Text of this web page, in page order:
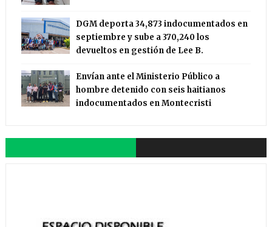
DGM deporta 34,873 indocumentados en
septiembre y sube a 370,240 los
devueltos en gestión de Lee B.
Envían ante el Ministerio Público a
hombre detenido con seis haitianos
indocumentados en Montecristi